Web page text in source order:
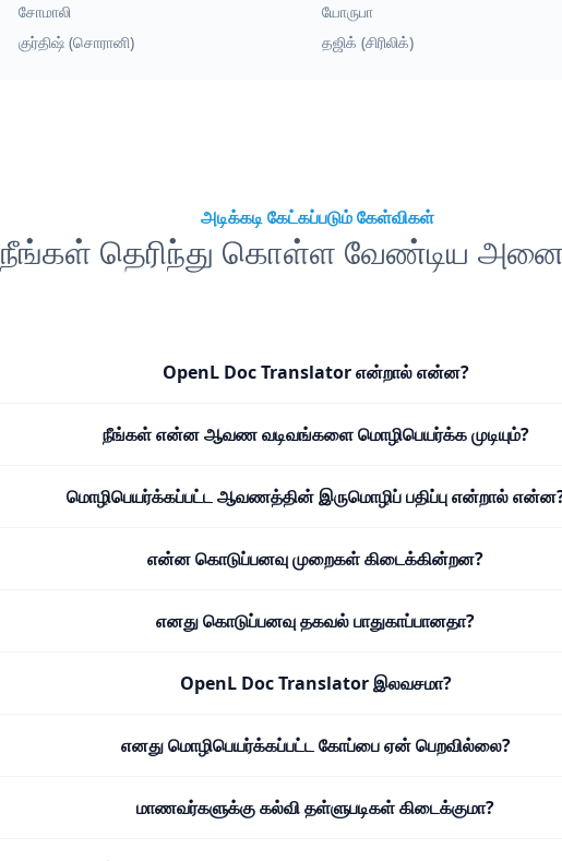
சோமாலி
யோருபா
குர்திஷ் (சொரானி) தஜிக் (சிரிலிக்)
அடிக்கடி கேட்கப்படும் கேள்விகள்
நீங்கள் தெரிந்து கொள்ள வேண்டிய
OpenL Doc Translator என்றால் என்ன?
நீங்கள் என்ன ஆவண வடிவங்களை மொழிபெயர்க்க முடியும்?
மொழிபெயர்க்கப்பட்ட ஆவணத்தின் இருமொழிப் பதிப்பு என்றால்
என்ன கொடுப்பனவு முறைகள் கிடைக்கின்றன?
எனது கொடுப்பனவு தகவல் பாதுகாப்பானதா?
OpenL Doc Translator இலவசமா?
எனது மொழிபெயர்க்கப்பட்ட கோப்பை ஏன் பெறவில்லை?
மாணவர்களுக்கு கல்வி தள்ளுபடிகள் கிடைக்குமா?